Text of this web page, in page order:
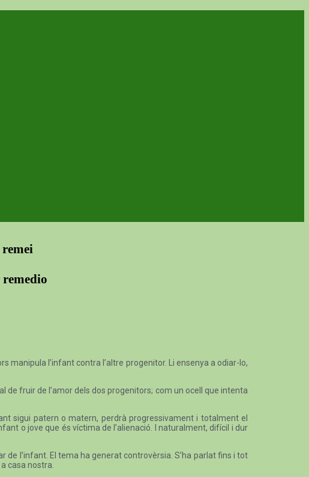
manipula l’infant contra l’altre progenitor. Li ensenya a odiar-lo,
de fruir de l’amor dels dos progenitors; com un ocell que intenta
sigui patern o matern, perdrà progressivament i totalment el
o jove que és víctima de l’alienació. I naturalment, difícil i dur
de l’infant. El tema ha generat controvèrsia. S’ha parlat fins i tot
casa nostra.